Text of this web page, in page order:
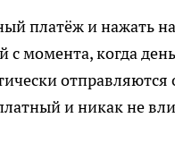
платёж и нажать на
момента, когда
и никак не